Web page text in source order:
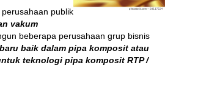
publik
vakum
beberapa perusahaan grup bisnis
baik dalam pipa komposit atau
teknologi pipa komposit RTP /